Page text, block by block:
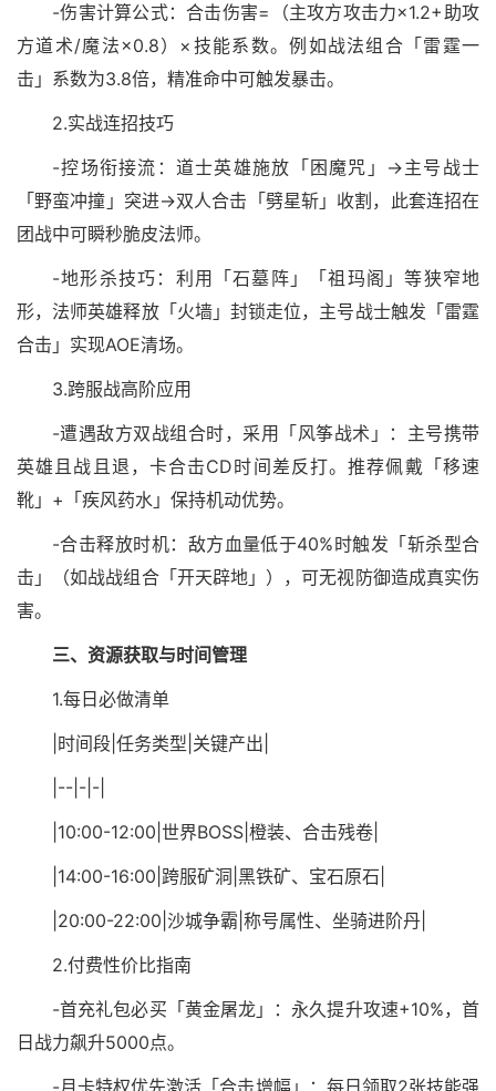
-伤害计算公式：合击伤害=（主攻方攻击力×1.2+助攻
方道术/魔法×0.8）×技能系数。例如战法组合「雷霆一
击」系数为3.8倍，精准命中可触发暴击。
2.实战连招技巧
-控场衔接流：道士英雄施放「困魔咒」→主号战士
「野蛮冲撞」突进→双人合击「劈星斩」收割，此套连招在
团战中可瞬秒脆皮法师。
-地形杀技巧：利用「石墓阵」「祖玛阁」等狭窄地
形，法师英雄释放「火墙」封锁走位，主号战士触发「雷霆
合击」实现AOE清场。
3.跨服战高阶应用
-遭遇敌方双战组合时，采用「风筝战术」：主号携带
英雄且战且退，卡合击CD时间差反打。推荐佩戴「移速
靴」+「疾风药水」保持机动优势。
-合击释放时机：敌方血量低于40%时触发「斩杀型合
击」（如战战组合「开天辟地」），可无视防御造成真实伤
害。
三、资源获取与时间管理
1.每日必做清单
|时间段|任务类型|关键产出|
|--|-|-|
|10:00-12:00|世界BOSS|橙装、合击残卷|
|14:00-16:00|跨服矿洞|黑铁矿、宝石原石|
|20:00-22:00|沙城争霸|称号属性、坐骑进阶丹|
2.付费性价比指南
-首充礼包必买「黄金屠龙」：永久提升攻速+10%，首
日战力飙升5000点。